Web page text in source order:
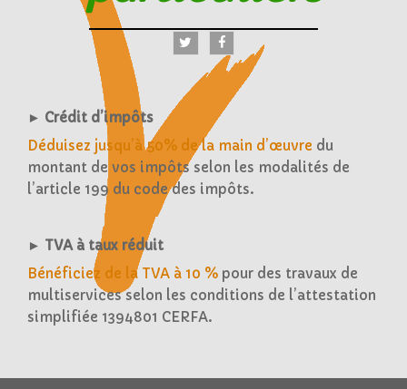
► Crédit d’impôts
Déduisez jusqu’à 50% de la main d’œuvre du
montant de vos impôts selon les modalités de
l’article 199 du code des impôts.
► TVA à taux réduit
Bénéficiez de la TVA à 10 % pour des travaux de
multiservices selon les conditions de l’attestation
simplifiée 1394801 CERFA.